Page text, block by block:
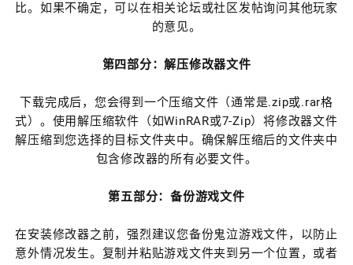
比。如果不确定，可以在相关论坛或社区发帖询问其他玩家
的意见。
第四部分：解压修改器文件
下载完成后，您会得到一个压缩文件（通常是.zip或.rar格
式）。使用解压缩软件（如WinRAR或7-Zip）将修改器文件
解压缩到您选择的目标文件夹中。确保解压缩后的文件夹中
包含修改器的所有必要文件。
第五部分：备份游戏文件
在安装修改器之前，强烈建议您备份鬼泣游戏文件，以防止
意外情况发生。复制并粘贴游戏文件夹到另一个位置，或者